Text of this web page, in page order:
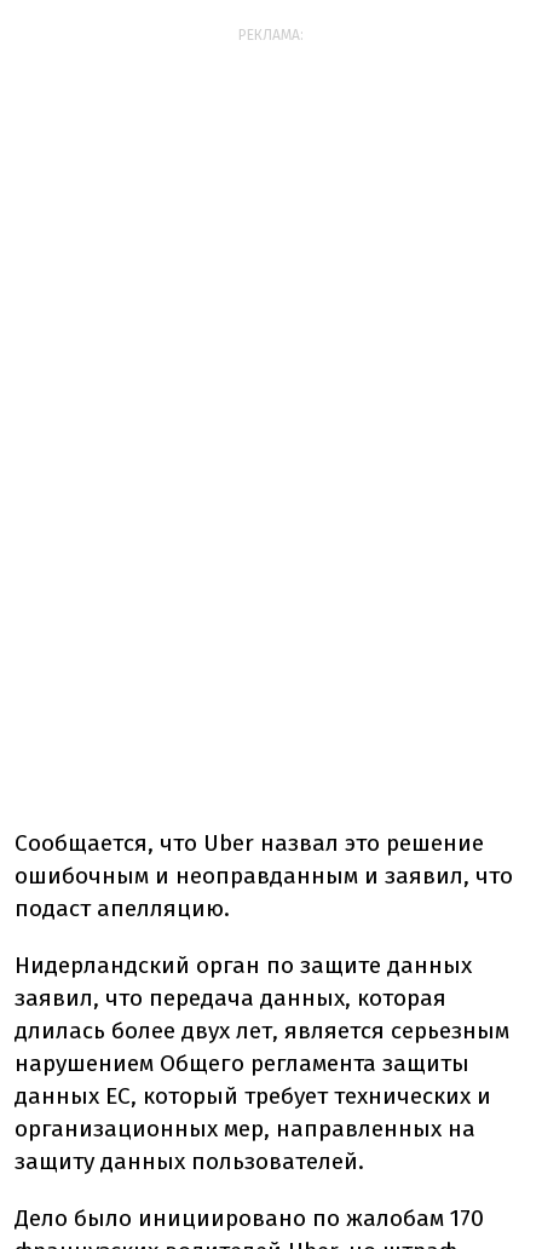
РЕКЛАМА:
Сообщается, что Uber назвал это решение
ошибочным и неоправданным и заявил, что
подаст апелляцию.
Нидерландский орган по защите данных
заявил, что передача данных, которая
длилась более двух лет, является серьезным
нарушением Общего регламента защиты
данных ЕС, который требует технических и
организационных мер, направленных на
защиту данных пользователей.
Дело было инициировано по жалобам 170